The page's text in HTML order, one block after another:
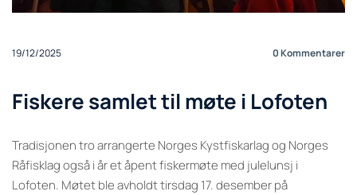
19/12/2025 0Kommentarer
Fiskere samlet til møte i Lofoten
Tradisjonen tro arrangerte Norges Kystfiskarlag og Norges
Råfisklag også i år et åpent fiskermøte med julelunsj i
Lofoten. Møtet ble avholdt tirsdag 17. desember på